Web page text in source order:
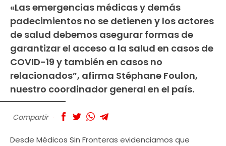
«Las emergencias médicas y demás
padecimientos no se detienen y los actores
de salud debemos asegurar formas de
garantizar el acceso a la salud en casos de
COVID-19 y también en casos no
relacionados”, afirma Stéphane Foulon,
nuestro coordinador general en el país.
Compartir
Desde Médicos Sin Fronteras evidenciamos que